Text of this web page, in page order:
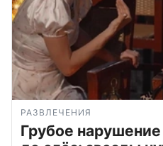
РАЗВЛЕЧЕНИЯ
Грубое